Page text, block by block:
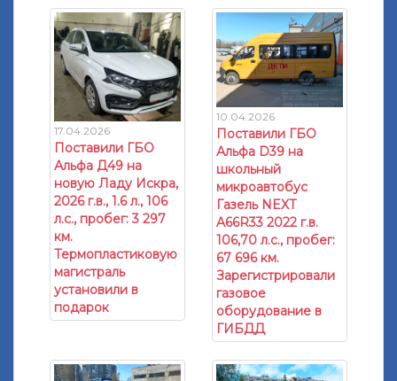
17.04.2026
Поставили ГБО
Альфа Д49 на
новую Ладу Искра,
2026 г.в., 1.6 л., 106
л.с., пробег: 3 297
км.
Термопластиковую
магистраль
установили в
подарок
10.04.2026
Поставили ГБО
Альфа D39 на
школьный
микроавтобус
Газель NEXT
A66R33 2022 г.в.
106,70 л.с., пробег:
67 696 км.
Зарегистрировали
газовое
оборудование в
ГИБДД